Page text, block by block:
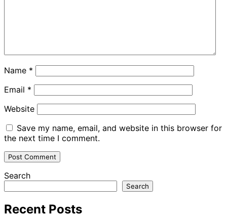
Name *
Email *
Website
Save my name, email, and website in this browser for
the next time I comment.
Search
Search
Recent Posts